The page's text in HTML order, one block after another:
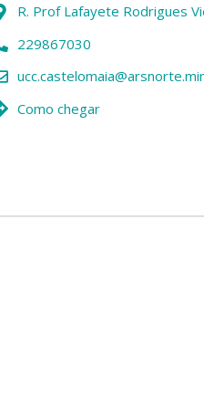
R. Prof Lafayete Rodrigues
229867030
Como chegar